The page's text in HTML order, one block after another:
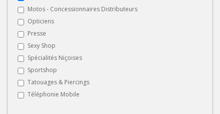
Motos - Concessionnaires Distributeurs
Opticiens
Presse
Sexy Shop
Spécialités Niçoises
Sportshop
Tatouages & Piercings
Téléphonie Mobile